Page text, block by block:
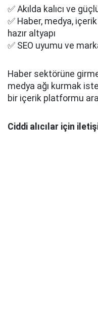
✅ Akılda kalıcı ve
✅ Haber, medya,
hazır altyapı
✅ SEO uyumu ve
Haber sektörüne
medya ağı kurmak
bir içerik platformu
Ciddi alıcılar için